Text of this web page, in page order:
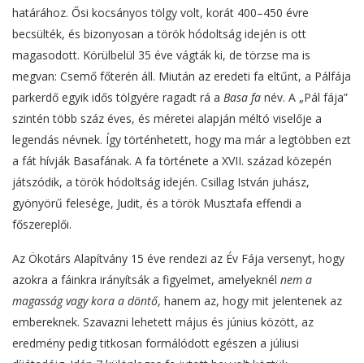
határához. Ősi kocsányos tölgy volt, korát 400–450 évre
becsülték, és bizonyosan a török hódoltság idején is ott
magasodott. Körülbelül 35 éve vágták ki, de törzse ma is
megvan: Csemő főterén áll. Miután az eredeti fa eltűnt, a Pálfája
parkerdő egyik idős tölgyére ragadt rá a Basa fa név. A „Pál fája”
szintén több száz éves, és méretei alapján méltó viselője a
legendás névnek. Így történhetett, hogy ma már a legtöbben ezt
a fát hívják Basafának. A fa története a XVII. század közepén
játszódik, a török hódoltság idején. Csillag István juhász,
gyönyörű felesége, Judit, és a török Musztafa effendi a
főszereplői.
Az Ökotárs Alapítvány 15 éve rendezi az Év Fája versenyt, hogy
azokra a fáinkra irányítsák a figyelmet, amelyeknél nem a
magasság vagy kora a döntő, hanem az, hogy mit jelentenek az
embereknek. Szavazni lehetett május és június között, az
eredmény pedig titkosan formálódott egészen a júliusi